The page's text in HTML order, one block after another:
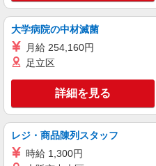
＜病院内を歩
行うお仕事
愛知県名
山（愛知県
間！！
キープ
パーソルテンプスタッフ株式会
（医療）/26-0500027
大学病院の中材滅菌
月給 254,160円
足立区
詳細を見る
レジ・商品陳列スタッフ
時給 1,300円